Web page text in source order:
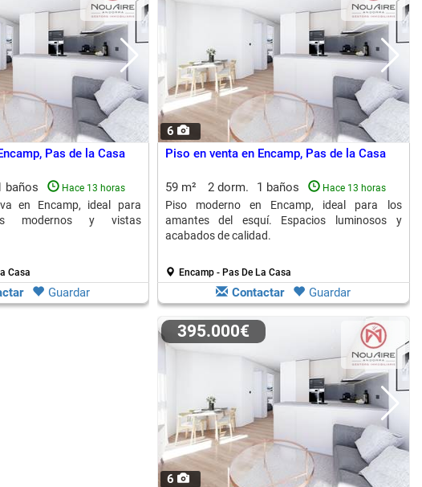
Pas de la Casa
baños Hace 13 horas
en Encamp, ideal para
modernos y vistas
Casa
Guardar
6
Piso en venta en Encamp, Pas de la Casa
59 m² 2 dorm. 1 baños Hace 13 horas
Piso moderno en Encamp, ideal para los
amantes del esquí. Espacios luminosos y
acabados de calidad.
Encamp - Pas De La Casa
Contactar Guardar
6
395.000€